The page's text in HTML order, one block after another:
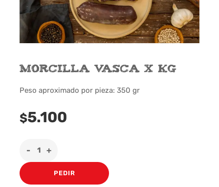
Morcilla Vasca x Kg
Peso aproximado por pieza: 350 gr
$5.100
PEDIR